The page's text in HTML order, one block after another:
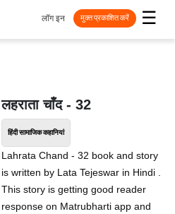
☰
लॉग इन मुक्त प्रकाशित करें
लहराता चाँद - 32
हिंदी सामाजिक कहानियां
Lahrata Chand - 32 book and story
is written by Lata Tejeswar in Hindi .
This story is getting good reader
response on Matrubharti app and